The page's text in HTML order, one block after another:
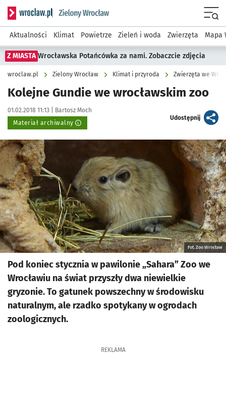
Serwis informacyjny wroclaw.pl podserwis: Środowisko we
Aktualności Klimat Powietrze Zieleń i woda Zwierzęta Mapa
Z MIASTA Wrocławska Potańcówka za nami. Zobaczcie zdjęcia
wroclaw.pl Zielony Wrocław Klimat i przyroda Zwierzęta we
Kolejne Gundie we wrocławskim zoo
Data publikacji:
01.02.2018 11:13 | Autor:
Bartosz Moch
Materiał archiwalny
Udostępnijartykuł
Kliknij, aby powiększyć
Fot. Zoo Wrocław
Pod koniec stycznia w pawilonie „Sahara” Zoo we
Wrocławiu na świat przyszły dwa niewielkie
gryzonie. To gatunek powszechny w środowisku
naturalnym, ale rzadko spotykany w ogrodach
zoologicznych.
REKLAMA